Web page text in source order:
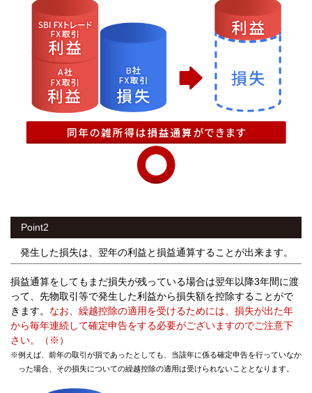
Point2
発生した損失は、翌年の利益と損益通算することが出来ます。
損益通算をしてもまだ損失が残っている場合は翌年以降3年間に渡
って、先物取引等で発生した利益から損失額を控除することがで
きます。 なお、繰越控除の適用を受けるためには、損失が出た年
から毎年連続して確定申告をする必要がございますのでご注意下
さい。（※）
※例えば、前年の取引が損であったとしても、当該年に係る確定申告を行っていなか
った場合、その損失についての繰越控除の適用は受けられないこととなります。